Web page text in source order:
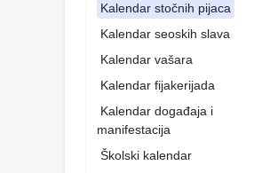
Kalendar stočnih pijaca
Kalendar seoskih slava
Kalendar vašara
Kalendar fijakerijada
Kalendar događaja i
manifestacija
Školski kalendar